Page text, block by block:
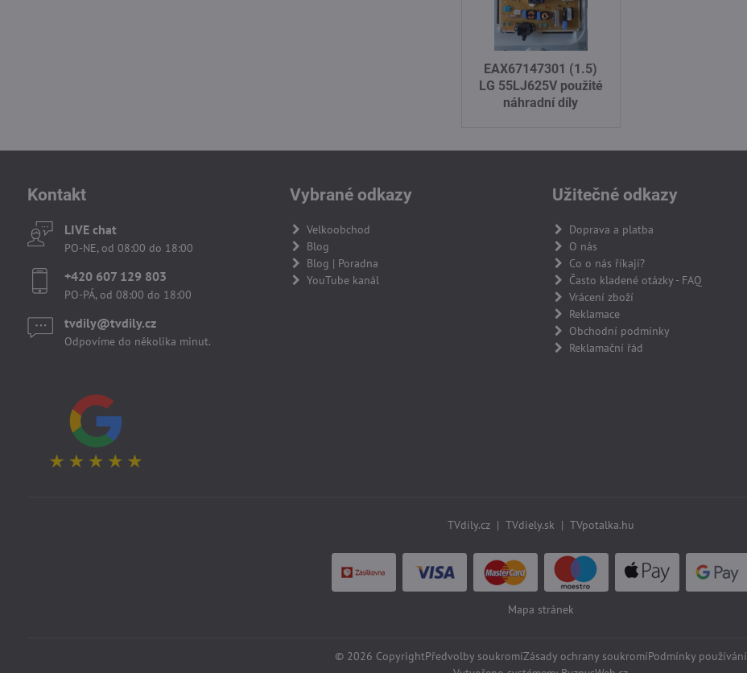
EAX67147301 (1.5)
LG 55LJ625V použité
náhradní díly
Kontakt
LIVE chat
PO-NE, od 08:00 do 18:00
+420 607 129 803
PO-PÁ, od 08:00 do 18:00
tvdily​@tvdily​.cz
Odpovíme do několika minut.
Vybrané odkazy
Velkoobchod
Blog
Blog | Poradna
YouTube kanál
Užitečné odkazy
Doprava a platba
O nás
Co o nás říkají?
Často kladené otázky - FAQ
Vrácení zboží
Reklamace
Obchodní podmínky
Reklamační řád
TVdíly.cz| TVdiely.sk | TVpotalka.hu
Mapa stránek
© 2026 CopyrightPředvolby soukromíZásady ochrany soukromíPodmínky používání